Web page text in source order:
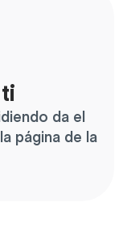
da el
página de la